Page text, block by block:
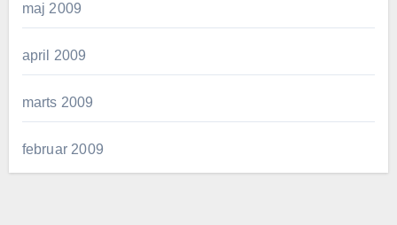
maj 2009
april 2009
marts 2009
februar 2009